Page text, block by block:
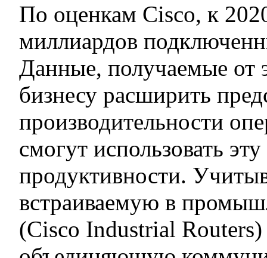
По оценкам Cisco, к
миллиардов
Данные, получаемые от
бизнесу расширить
производительности
смогут использовать
продуктивности.
встраиваемую в
(Cisco Industrial